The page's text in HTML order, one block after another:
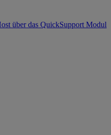
über das QuickSupport Modul